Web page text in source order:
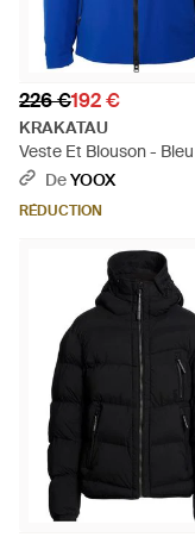
226 €192 €
KRAKATAU
Veste Et Blouson - Bleu
DeYOOX
RÉDUCTION